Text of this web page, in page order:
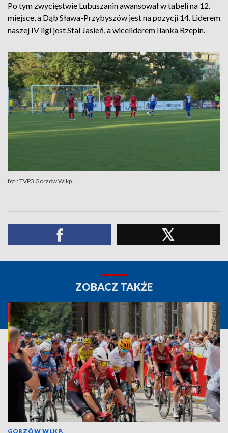
Po tym zwycięstwie Lubuszanin awansował w tabeli na 12.
miejsce, a Dąb Sława-Przybyszów jest na pozycji 14. Liderem
naszej IV ligi jest Stal Jasień, a wiceliderem Ilanka Rzepin.
fot.: TVP3 Gorzów Wlkp.
ZOBACZ TAKŻE
GORZÓW WLKP.